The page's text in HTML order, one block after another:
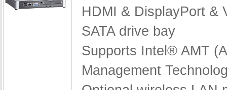
HDMI & DisplayPort &
SATA drive bay
Supports Intel® AMT
Management